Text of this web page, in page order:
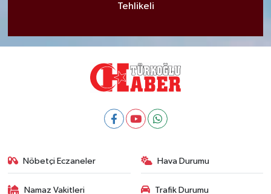
Tehlikeli
Nöbetçi Eczaneler Hava Durumu
Namaz Vakitleri Trafik Durumu